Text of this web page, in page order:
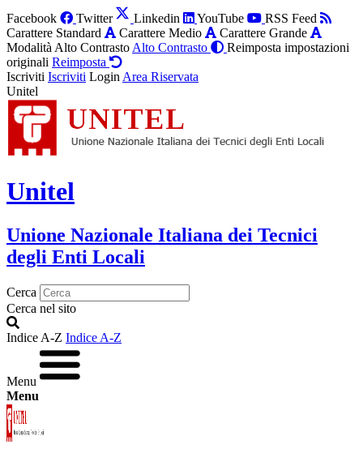
Facebook Twitter Linkedin YouTube
RSS Feed
Carattere Standard
Carattere Medio
Carattere Grande
Modalità Alto Contrasto Alto Contrasto
Reimposta impostazioni
originali Reimposta
Iscriviti Iscriviti Login Area Riservata
Unitel
Unitel
Unione Nazionale Italiana dei Tecnici
degli Enti Locali
Cerca
Cerca nel sito
Indice A-Z Indice A-Z
Menu
Menu